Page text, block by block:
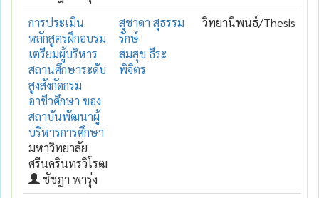
การประเมิน
หลักสูตรฝึกอบรม
เตรียมผู้บริหาร
สถานศึกษาระดับ
สูงสังกัดกรม
อาชีวศึกษา ของ
สถาบันพัฒนาผู้
บริหารการศึกษา
มหาวิทยาลัย
ศรีนครินทรวิโรฒ
ชัชฎา พารุ่ง
สุชาดา สุธรรม
รักษ์
สมสุข ธีระ
พิจิตร
วิทยานิพนธ์/Thesis